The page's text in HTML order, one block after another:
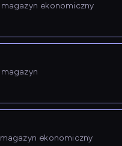
magazyn ekonomiczny
magazyn
magazyn ekonomiczny